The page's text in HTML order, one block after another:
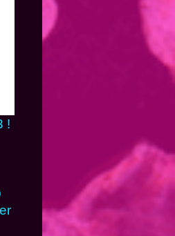
!